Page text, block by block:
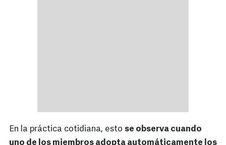
En la práctica cotidiana, esto se observa cuando
uno de los miembros adopta automáticamente los